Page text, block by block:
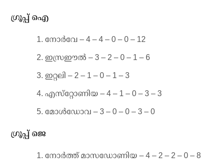
ഗ്രൂപ്പ് ഐ
നോര്‍വേ – 4 – 4 – 0 – 0 – 12
ഇസ്രഈല്‍ – 3 – 2 – 0 – 1 – 6
ഇറ്റലി – 2 – 1 – 0 – 1 – 3
എസ്‌റ്റോണിയ – 4 – 1 – 0 – 3 – 3
മോള്‍ഡോവ – 3 – 0 – 0 – 3 – 0
ഗ്രൂപ്പ് ജെ
നോര്‍ത്ത് മാസഡോണിയ – 4 – 2 – 2 – 0 – 8